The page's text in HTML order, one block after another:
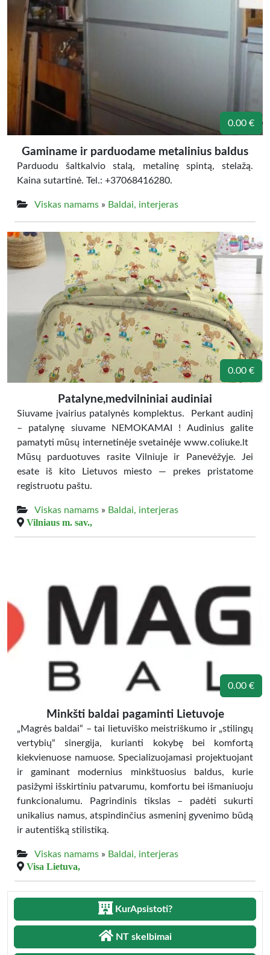
0.00 €
Gaminame ir parduodame metalinius baldus
Parduodu šaltkalvio stalą, metalinę spintą, stelažą.
Kaina sutartinė. Tel.: +37068416280.
Viskas namams » Baldai, interjeras
0.00 €
Patalyne,medvilniniai audiniai
Siuvame įvairius patalynės komplektus. Perkant audinį
– patalynę siuvame NEMOKAMAI ! Audinius galite
pamatyti mūsų internetinėje svetainėje www.coliuke.lt
Mūsų parduotuves rasite Vilniuje ir Panevėžyje. Jei
esate iš kito Lietuvos miesto — prekes pristatome
registruotu paštu.
Viskas namams » Baldai, interjeras
Vilniaus m. sav.,
0.00 €
Minkšti baldai pagaminti Lietuvoje
„Magrės baldai“ – tai lietuviško meistriškumo ir „stilingų
vertybių“ sinergija, kurianti kokybę bei komfortą
kiekvienuose namuose. Specializuojamasi projektuojant
ir gaminant modernius minkštuosius baldus, kurie
pasižymi išskirtiniu patvarumu, komfortu bei išmaniuoju
funkcionalumu. Pagrindinis tikslas – padėti sukurti
unikalius namus, atspindinčius asmeninį gyvenimo būdą
ir autentišką stilistiką.
Viskas namams » Baldai, interjeras
Visa Lietuva,
KurApsistoti?
NT skelbimai